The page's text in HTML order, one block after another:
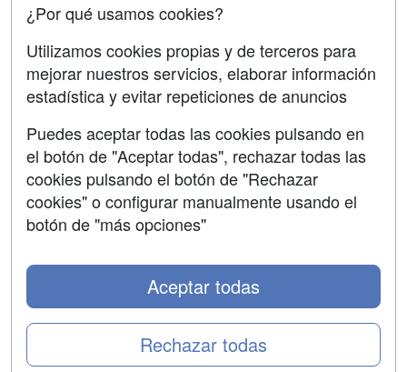
Contactar
Confidencialidad
Aviso legal
Copyleft
¿Por qué usamos cookies?
Utilizamos cookies propias y de terceros para
mejorar nuestros servicios, elaborar información
estadística y evitar repeticiones de anuncios
Puedes aceptar todas las cookies pulsando en
el botón de "Aceptar todas", rechazar todas las
cookies pulsando el botón de "Rechazar
cookies" o configurar manualmente usando el
botón de "más opciones"
Rechazar todas
Aceptar todas